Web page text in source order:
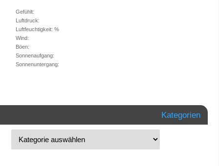
Gefühlt:
Luftdruck:
Luftfeuchtigkeit: %
Wind:
Böen:
Sonnenaufgang:
Sonnenuntergang:
Kategorien